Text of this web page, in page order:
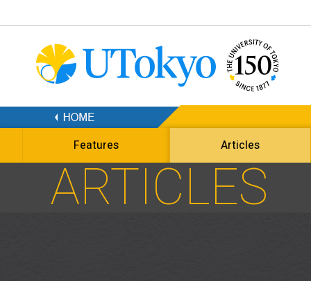
Features Articles
ARTICLES